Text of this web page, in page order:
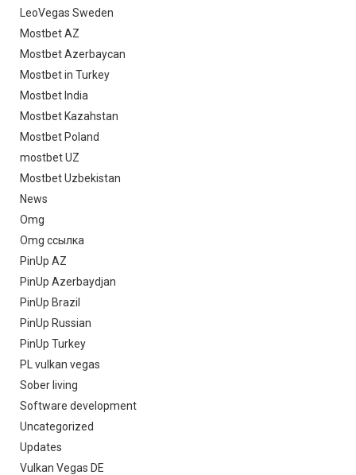
LeoVegas Sweden
Mostbet AZ
Mostbet Azerbaycan
Mostbet in Turkey
Mostbet India
Mostbet Kazahstan
Mostbet Poland
mostbet UZ
Mostbet Uzbekistan
News
Omg
Omg ссылка
PinUp AZ
PinUp Azerbaydjan
PinUp Brazil
PinUp Russian
PinUp Turkey
PL vulkan vegas
Sober living
Software development
Uncategorized
Updates
Vulkan Vegas DE